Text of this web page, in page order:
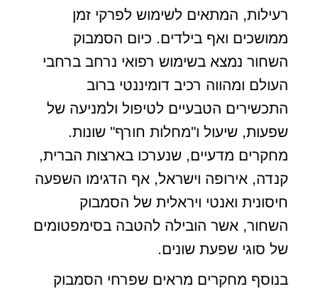
רעילות, המתאים לשימוש לפרקי זמן
ממושכים ואף בילדים. כיום הסמבוק
השחור נמצא בשימוש רפואי נרחב ברחבי
העולם ומהווה רכיב דומיננטי ברוב
התכשירים הטבעיים לטיפול ולמניעה של
שפעות, שיעול ו"מחלות חורף" שונות.
מחקרים מדעיים, שנערכו בארצות הברית,
קנדה, אירופה וישראל, אף הדגימו השפעה
חיסונית ואנטי ויראלית של הסמבוק
השחור, אשר הובילה להטבה בסימפטומים
של סוגי שפעת שונים.
בנוסף מחקרים מראים שפרחי הסמבוק